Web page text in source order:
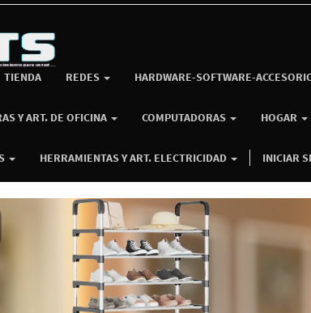
TIENDA REDES HARDWARE-SOFTWARE-
Y ART. DE OFICINA COMPUTADORAS HOGAR
HERRAMIENTAS Y ART. ELECTRICIDAD INICIAR